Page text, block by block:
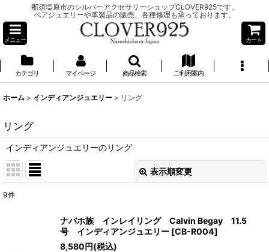
那須塩原市のシルバーアクセサリーショップCLOVER925です。
ペアジュエリーや革製品の販売、各種修理も承っております。
メニュー カート
カテゴリ マイページ 商品検索 ご利用案内
ホーム > インディアンジュエリー > リング
リング
インディアンジュエリーのリング
表示順変更
9件
ナバホ族 インレイリング Calvin Begay 11.5
号 インディアンジュエリー [CB-R004]
8,580円(税込)